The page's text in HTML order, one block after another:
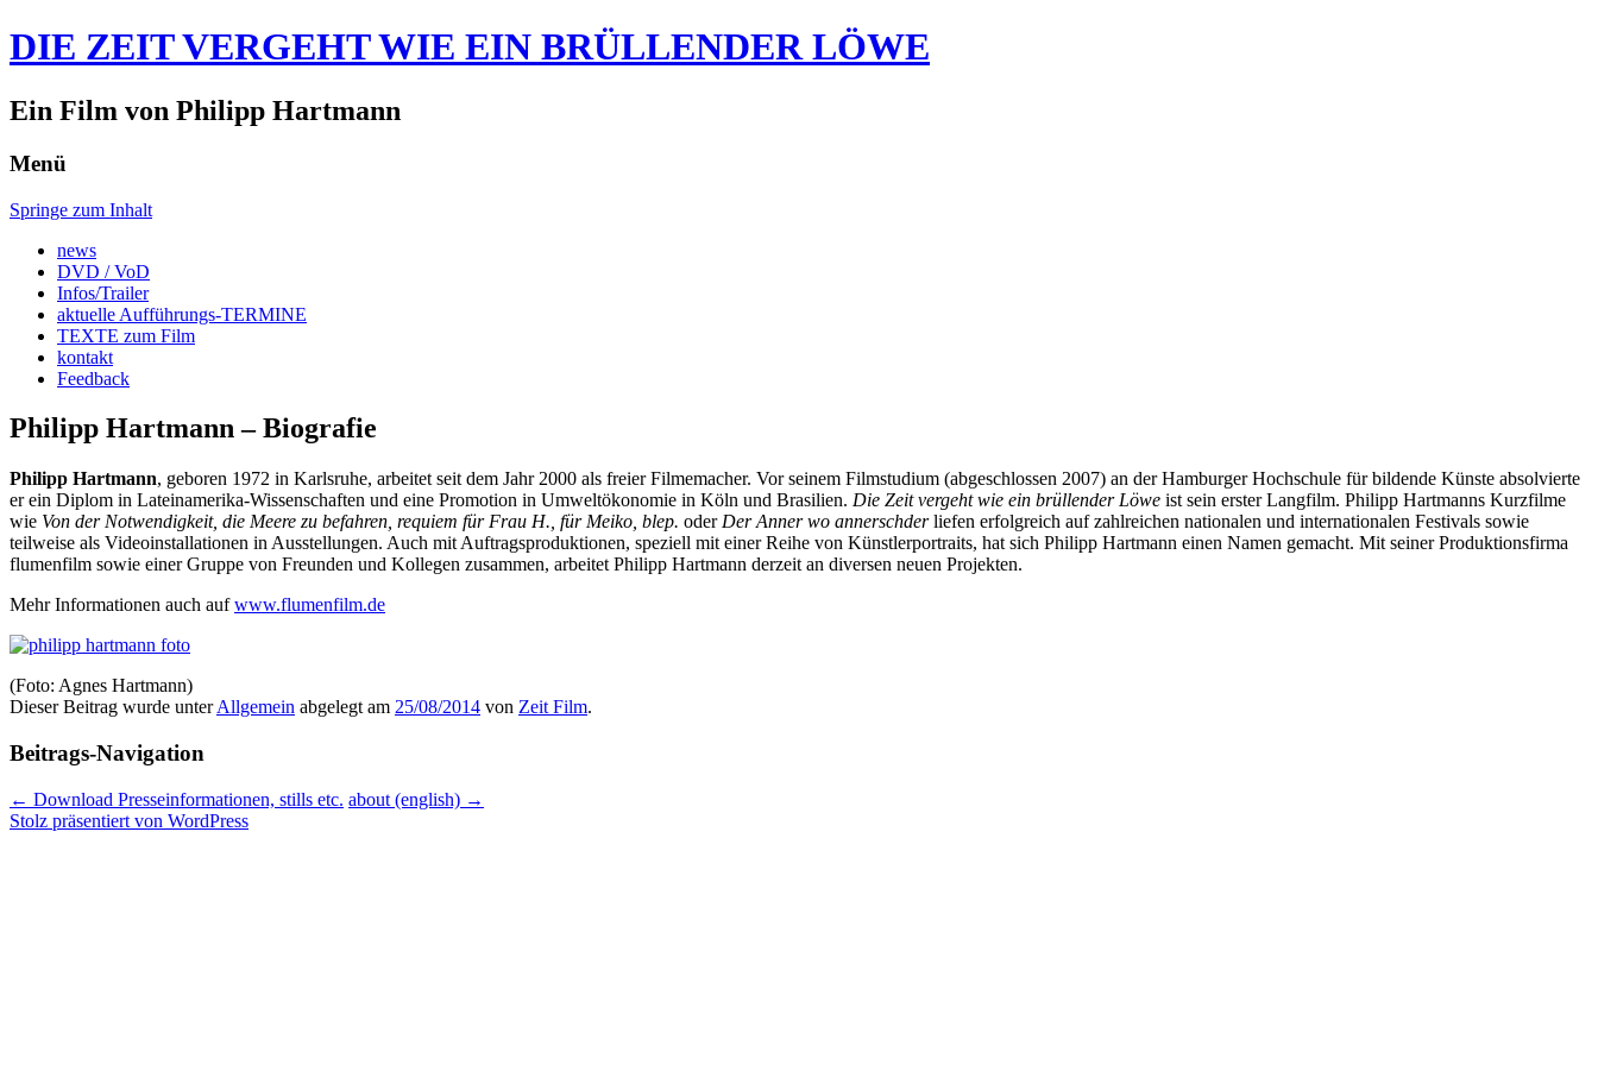
DIE ZEIT VERGEHT WIE EIN BRÜLLENDER LÖWE
Ein Film von Philipp Hartmann
Menü
Springe zum Inhalt
news
DVD / VoD
Infos/Trailer
aktuelle Aufführungs-TERMINE
TEXTE zum Film
kontakt
Feedback
Philipp Hartmann – Biografie
Philipp Hartmann, geboren 1972 in Karlsruhe, arbeitet seit dem Jahr 2000 als freier Filmemacher. Vor seinem Filmstudium (abgeschlossen 2007) an der Hamburger Hochschule für bildende Künste absolvierte
er ein Diplom in Lateinamerika-Wissenschaften und eine Promotion in Umweltökonomie in Köln und Brasilien. Die Zeit vergeht wie ein brüllender Löwe ist sein erster Langfilm. Philipp Hartmanns Kurzfilme
wie Von der Notwendigkeit, die Meere zu befahren, requiem für Frau H., für Meiko, blep. oderDer Anner wo annerschderliefen erfolgreich auf zahlreichen nationalen und internationalen Festivals sowie
teilweise als Videoinstallationen in Ausstellungen. Auch mit Auftragsproduktionen, speziell mit einer Reihe von Künstlerportraits, hat sich Philipp Hartmann einen Namen gemacht. Mit seiner Produktionsfirma
flumenfilm sowie einer Gruppe von Freunden und Kollegen zusammen, arbeitet Philipp Hartmann derzeit an diversen neuen Projekten.
Mehr Informationen auch aufwww.flumenfilm.de
(Foto: Agnes Hartmann)
Dieser Beitrag wurde unterAllgemein abgelegt am 25/08/2014 von Zeit Film.
Beitrags-Navigation
← Download Presseinformationen, stills etc. about (english) →
Stolz präsentiert von WordPress